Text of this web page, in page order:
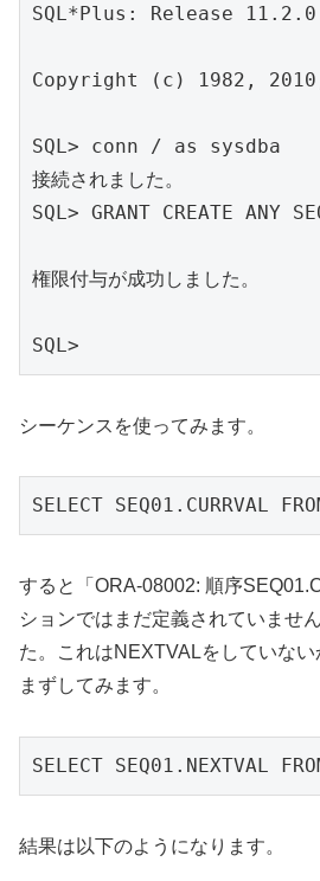
SQL*Plus: Release
Copyright (c) 1982,
SQL> conn / as sysdba
接続されました。
SQL> GRANT CREATE ANY
権限付与が成功しました。
SQL>
シーケンスを使ってみます。
SELECT SEQ01.CURRVAL
すると「ORA-08002: 順序
ションではまだ定義されていませ
た。これはNEXTVALをしていな
まずしてみます。
SELECT SEQ01.NEXTVAL
結果は以下のようになります。